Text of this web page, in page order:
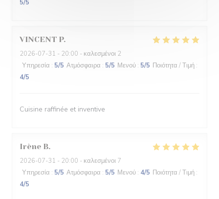
5/5
VINCENT P
2026-07-31 - 20:00 - καλεσμένοι 2
Υπηρεσία : 5/5 Ατμόσφαιρα : 5/5 Μενού : 5/5 Ποιότητα / Τιμή :
4/5
Cuisine raffinée et inventive
Irène B
2026-07-31 - 20:00 - καλεσμένοι 7
Υπηρεσία : 5/5 Ατμόσφαιρα : 5/5 Μενού : 4/5 Ποιότητα / Τιμή :
4/5